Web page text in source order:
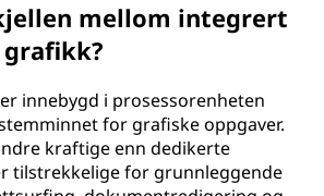
mellom integrert
innebygd i prosessorenheten
for grafiske oppgaver.
kraftige enn dedikerte
tilstrekkelige for grunnleggende